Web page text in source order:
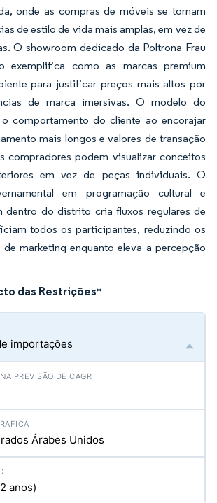
onde as compras de móveis se tornam
de estilo de vida mais amplas, em vez de
O showroom dedicado da Poltrona Frau
exemplifica como as marcas premium
para justificar preços mais altos por
de marca imersivas. O modelo do
comportamento do cliente ao encorajar
mais longos e valores de transação
compradores podem visualizar conceitos
em vez de peças individuais. O
em programação cultural e
dentro do distrito cria fluxos regulares de
todos os participantes, reduzindo os
marketing enquanto eleva a percepção
das Restrições*
importações
Árabes Unidos
anos)